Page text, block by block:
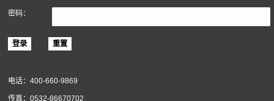
地面装饰材料 墙面装饰材料